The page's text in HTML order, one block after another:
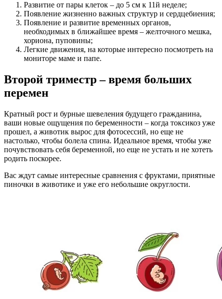
Развитие от пары клеток – до 5 см к 11й неделе;
Появление жизненно важных структур и сердцебиения;
Появление и развитие временных органов,
необходимых в ближайшее время – желточного мешка,
хориона, пуповины;
Легкие движения, на которые интересно посмотреть на
мониторе маме и папе.
Второй триместр – время больших
перемен
Кратный рост и бурные шевеления будущего гражданина,
ваши новые ощущения по беременности – когда токсикоз уже
прошел, а животик вырос для фотосессий, но еще не
настолько, чтобы болела спина. Идеальное время, чтобы уже
почувствовать себя беременной, но еще не устать и не хотеть
родить поскорее.
Вас ждут самые интересные сравнения с фруктами, приятные
пиночки в животике и уже его небольшие округлости.